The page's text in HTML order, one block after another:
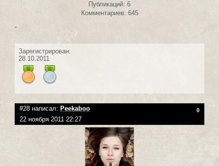
Публикаций: 6
Комментариев: 645
-
Зарегистрирован:
28.10.2011
#28 написал: Peekaboo 0
22 ноября 2011 22:27